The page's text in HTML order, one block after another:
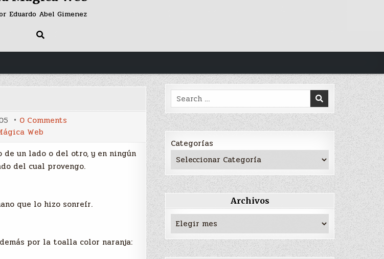
Eduardo Abel Gimenez
0 Commentson
40
Web
de un lado o del otro, y en ningún
del cual provengo.
que lo hizo sonreír.
por la toalla color naranja:
Search
for:
Categorías
Archivos
Archivos